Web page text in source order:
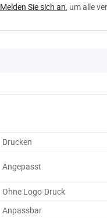
Melden Sie sich an, um alle
Drucken
Angepasst
Ohne Logo-Druck
Anpassbar